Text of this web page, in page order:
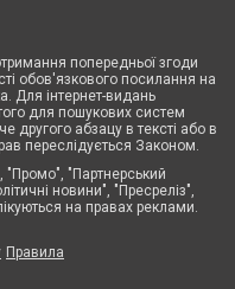
попередньої згоди
обов'язкового посилання на
Для інтернет-видань
для пошукових систем
другого абзацу в тексті або в
переслідується Законом.
"Промо", "Партнерський
новини", "Пресреліз",
на правах реклами.
Правила